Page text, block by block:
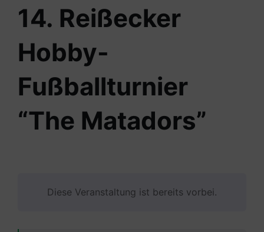
14. Reißecker
Hobby-
Fußballturnier
“The Matadors”
Diese Veranstaltung ist bereits vorbei.